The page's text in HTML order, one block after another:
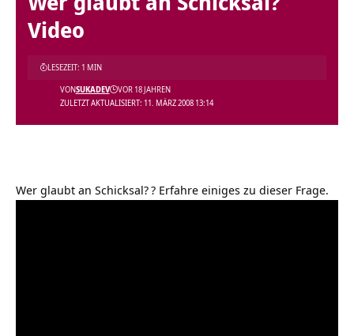
Video
ZULETZT AKTUALISIERT: 11. MÄRZ 2008 13:14
VONSUKADEV VOR 18 JAHREN
LESEZEIT: 1 MIN
Wer glaubt an Schicksal?? Erfahre einiges zu dieser Frage.